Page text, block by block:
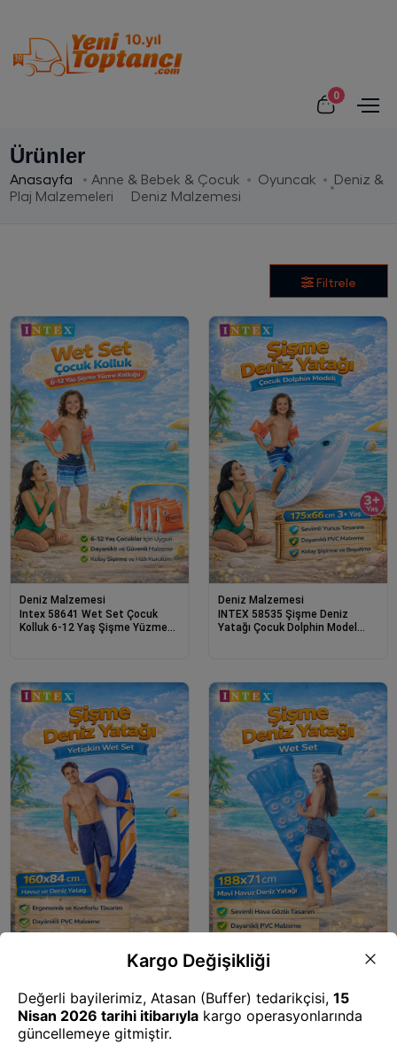
0
Ürünler
Anasayfa Anne & Bebek & Çocuk Oyuncak
Deniz &
Plaj Malzemeleri
Deniz Malzemesi
Filtrele
Deniz Malzemesi
Intex 58641 Wet Set Çocuk
Kolluk 6-12 Yaş Şişme Yüzme
Deniz Malzemesi
INTEX 58535 Şişme Deniz
Yatağı Çocuk Dolphin Model
Yatağı Yetişkin Wet Set 160x84
cm Havuz ve Deniz Yatağı
Deniz Malzemesi
Deniz Yatağı 188x71 cm Mavi
Havuz Deniz Yatağı Dayanıklı
PVC Yetişkin Şişme Yatak